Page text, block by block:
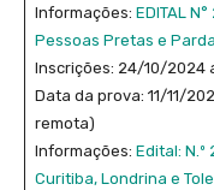
Informações: EDITAL
Pessoas Pretas e
Inscrições: 24/10/2024
Data da prova: 11/11/
remota)
Informações: Edital:
Curitiba, Londrina e